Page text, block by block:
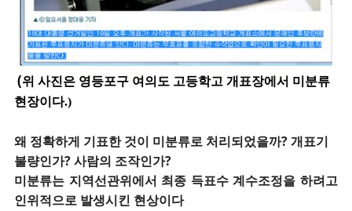
(위 사진은 영등포구 여의도 고등학고 개표장에서 미분류
현장이다.)
왜 정확하게 기표한 것이 미분류로 처리되었을까? 개표기
불량인가? 사람의 조작인가?
미분류는 지역선관위에서 최종 득표수 계수조정을 하려고
인위적으로 발생시킨 현상이다